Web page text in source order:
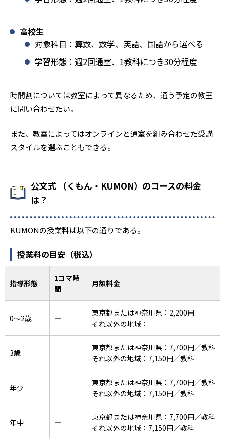
高校生
対象科目：算数、数学、英語、国語から選べる
学習形態：週2回通室、1教科につき30分程度
時間割については教室によって異なるため、通う予定の教室
に問い合わせたい。
また、教室によってはオンラインと通室を組み合わせた受講
スタイルを選ぶこともできる。
公文式 （くもん・KUMON）のコースの料金
は？
KUMONの授業料は以下の通りである。
授業料の目安（税込）
指導形態
1コマ時
間
月額料金
0〜2歳 ―
東京都または神奈川県：2,200円
それ以外の地域：―
3歳 ―
東京都または神奈川県：7,700円／教科
それ以外の地域：7,150円／教科
年少 ―
東京都または神奈川県：7,700円／教科
それ以外の地域：7,150円／教科
年中 ―
東京都または神奈川県：7,700円／教科
それ以外の地域：7,150円／教科